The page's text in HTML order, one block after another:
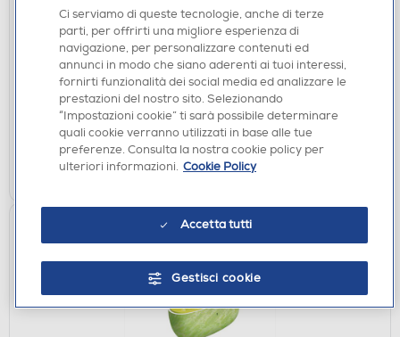
SAMSUNG - Custodia Book Cover per Galaxy Tab
A11+-Black
€ 29,90
Acquisto online:disponibile
Ritiro in negozio in 30' gratuito:verifica
AGGIUNGI
Ci serviamo di queste tecnologie, anche di terze
parti, per offrirti una migliore esperienza di
navigazione, per personalizzare contenuti ed
annunci in modo che siano aderenti ai tuoi interessi,
fornirti funzionalità dei social media ed analizzare le
prestazioni del nostro sito. Selezionando
“Impostazioni cookie” ti sarà possibile determinare
quali cookie verranno utilizzati in base alle tue
preferenze. Consulta la nostra cookie policy per
ulteriori informazioni. Cookie Policy
Accetta tutti
Gestisci cookie